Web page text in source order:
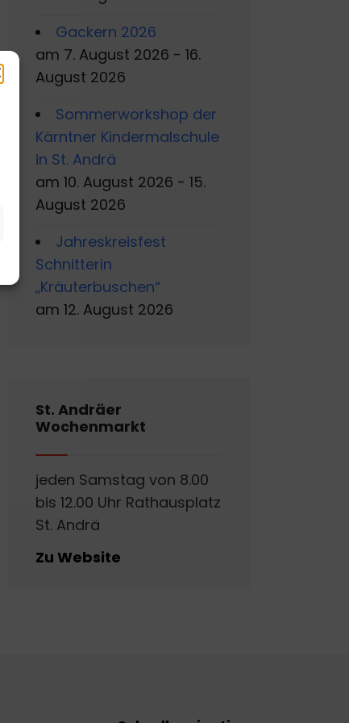
Gackern 2026
am 7. August 2026 - 16.
August 2026
Sommerworkshop der
Kärntner Kindermalschule
in St. Andrä
am 10. August 2026 - 15.
August 2026
Jahreskreisfest
Schnitterin
„Kräuterbuschen“
am 12. August 2026
St. Andräer
Wochenmarkt
jeden Samstag von 8.00
bis 12.00 Uhr Rathausplatz
St. Andrä
Zu Website